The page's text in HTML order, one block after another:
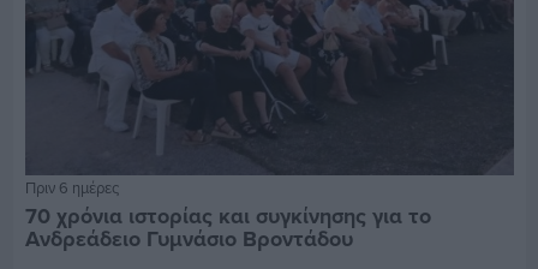
Πριν 6 ημέρες
70 χρόνια ιστορίας και συγκίνησης για το
Ανδρεάδειο Γυμνάσιο Βροντάδου